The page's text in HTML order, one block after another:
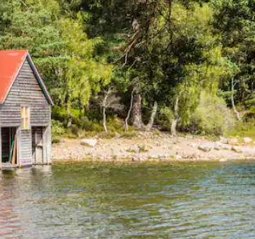
illetve érintő és lapozó mozdulatokkal is